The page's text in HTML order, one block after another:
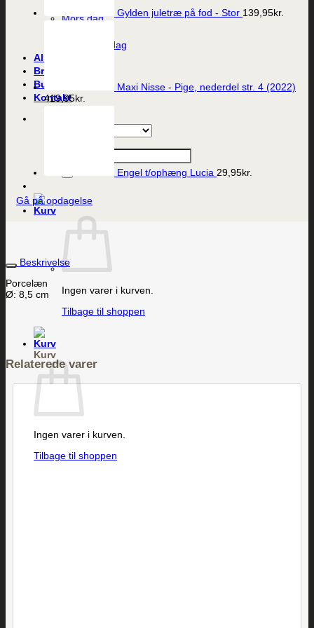
Mors dag
Valentines dag
Alle produkter
Brands
Butikken
Kontakt
Ingen varer i kurven.
Tilbage til shoppen
Kurv
Ingen varer i kurven.
Tilbage til shoppen
Gylden juletræ på fod - Stor 139,95kr.
Maxi Nisse - Pige, nederdel str. 4 (2022)
419,95kr.
Engel t/ophæng Lucia 29,95kr.
Gå på opdagelse
Beskrivelse
Porcelæn
Ø: 8,5 cm
Relaterede varer